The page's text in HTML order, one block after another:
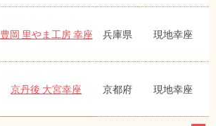
豊岡 里やま工房 幸座 兵庫県 現地幸座
京丹後 大宮幸座 京都府 現地幸座